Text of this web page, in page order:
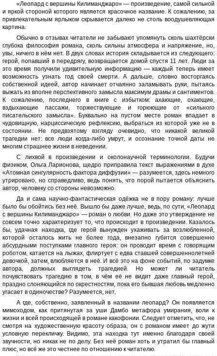
«Леопард с вершины Килиманджаро» — произведение, самой сильной
и яркой стороной которого является красочное название. К сожалению, за
привлекательным ярлыком скрывается далеко не столь воодушевляющая
картина.
Обычно в отзывах читатели не забывают упомянуть сколь шахтёрски
глубока философия романа, сколь сильны атмосфера и напряжение, но,
увы, ничего в нём нет. В двух словах история складывается из следующего:
герой, попавший в передрягу, возвращается домой спустя 11 лет. Люди за
это время получили удивительную информацию — каждый теперь имеет
возможность узнать год своей смерти. А дальше, словно восторгаясь
собственной идеей, автор начинает отчаянно заламывать руки, пытаясь
выжать из вполне перспективного замысла максимум драмы и сантиментов.
К сожалению, последнего в книге с избытком: ахающие, охающие,
вздыхающие пассажи, торжествующие и горюющие от «сильного
писательского замысла». Буквально на пустом месте роман впадает в
чудовищную, нарциссическую рефлексию, выбраться из которой уже не в
состоянии. Не предвзятому взгляду очевидно, что никакой великой
трагедии нет: все люди когда-либо умрут, и осознание точной даты не
многим страшнее жизни в неведении.
С лихвой в произведении и околонаучной терминологии. Будучи
физиком, Ольга Ларионова, щедро приправила текст выражениями в духе
«Атомная сингулярность фактора диффузии» — разумеется, здесь немного
утрировано, но справедливо, ведь понять, что порой пытается объяснить
автор, человеку со стороны невозможно.
Да и сама научно-фантастическая одёжка не в пору роману: лучше
было бы обойтись без неё. Вышло бы даже лучше, ведь, по сути, «Леопард
с вершины Килиманджаро» — роман о любви. Но даже это утверждение не
совсем точно характеризует то, что происходит в произведении. Казалось
бы, удачная находка, где герой вынужден ухаживать за возлюбленной,
которой осталось жить не более года, внезапно губится совершенно
абсурдными поступками главного героя: он проводит время с говорящим
роботом, катается на лыжах, флиртует с едва ставшей совершеннолетней
девочкой, затем, влюбляется в неё. И всё это на фоне событий, по задумке
автора, должных выглядеть трагедией. Но может ли читатель
почувствовать трагедию в том, в чём её не видит даже главный герой,
праздно слоняющийся по окрестностям, пока его бывшая любовь медленно
угасает в одиночестве? Разумеется, нет.
А где, собственно, заявленный в названии леопард? Он появляется
мимоходом, как притянутая за уши Дамбо метафора умирания, воли к
жизни и всей происходящей в романе какофонии. Следует отметить, что, не
смотря на художественную красоту образа, он с романом имеет до жути
условную перекличку. Видимо, эта находка тут именно благодаря своей
звучности, но никак не по делу. Без неё роман хоть и утратил бы главный
плюс, но всё же это честнее по отношению к читателю.